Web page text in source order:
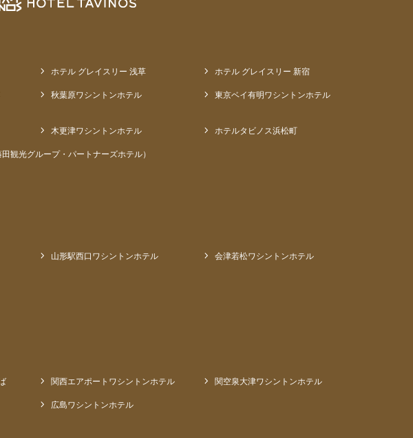
ホテル グレイスリー 浅草 ホテル グレイスリー 新宿
秋葉原ワシントンホテル 東京ベイ有明ワシントンホテル
木更津ワシントンホテル ホテルタビノス浜松町
観光グループ・パートナーズホテル）
山形駅西口ワシントンホテル 会津若松ワシントンホテル
関西エアポートワシントンホテル 関空泉大津ワシントンホテル
広島ワシントンホテル